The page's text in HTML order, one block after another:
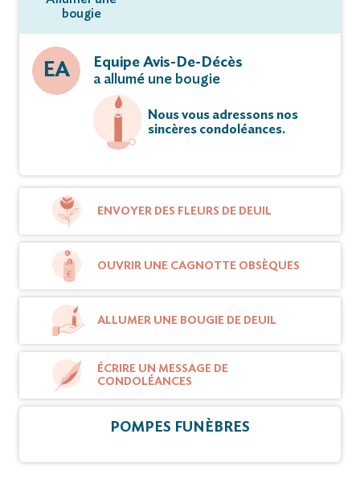
bougie
EA
Equipe Avis-De-Décès
a allumé une bougie
Nous vous adressons nos
sincères condoléances.
ENVOYER DES FLEURS DE DEUIL
OUVRIR UNE CAGNOTTE OBSÈQUES
ALLUMER UNE BOUGIE DE DEUIL
ÉCRIRE UN MESSAGE DE
CONDOLÉANCES
POMPES FUNÈBRES